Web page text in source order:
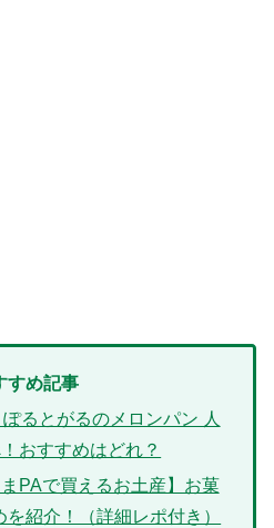
すめ記事
ぽるとがるのメロンパン 人
おすすめはどれ？
まPAで買えるお土産】お菓
紹介！（詳細レポ付き）